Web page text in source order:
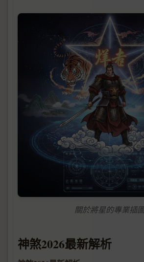
關於將星的專業插
神煞2026最新解析